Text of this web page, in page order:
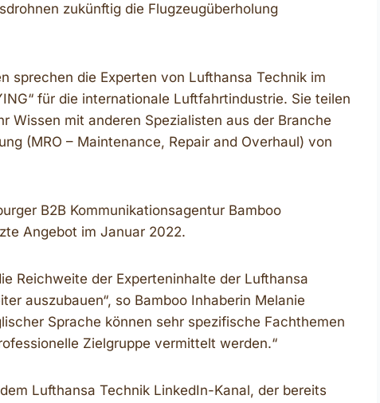
zukünftig die Flugzeugüberholung
sprechen die Experten von Lufthansa Technik im
für die internationale Luftfahrtindustrie. Sie teilen
Wissen mit anderen Spezialisten aus der Branche
(MRO – Maintenance, Repair and Overhaul) von
B2B Kommunikationsagentur Bamboo
Angebot im Januar 2022.
Reichweite der Experteninhalte der Lufthansa
auszubauen“, so Bamboo Inhaberin Melanie
Sprache können sehr spezifische Fachthemen
Zielgruppe vermittelt werden.“
Lufthansa Technik LinkedIn-Kanal, der bereits